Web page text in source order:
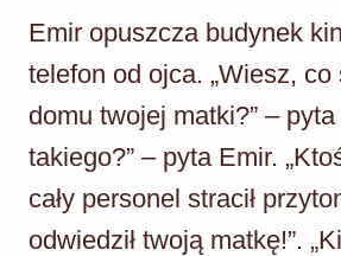
Emir opuszcza budynek
telefon od ojca. „Wiesz, co
domu twojej matki?” –
takiego?” – pyta Emir.
cały personel stracił
odwiedził twoją matkę!”.